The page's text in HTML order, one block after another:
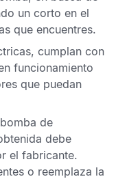
un corto en el
que encuentres.
cumplan con
funcionamiento
que puedan
de
debe
el fabricante.
o reemplaza la